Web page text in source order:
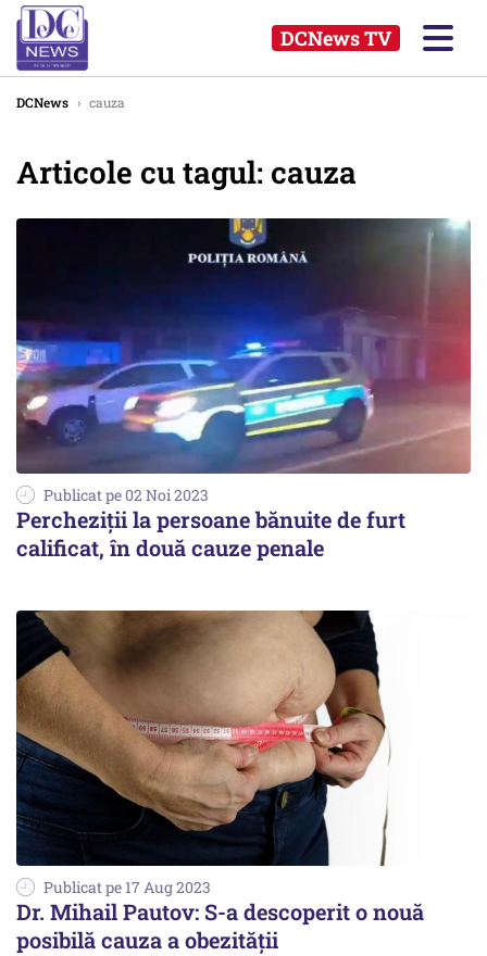
DCNews TV
DCNews › cauza
Articole cu tagul: cauza
Publicat pe 02 Noi 2023
Percheziții la persoane bănuite de furt
calificat, în două cauze penale
Publicat pe 17 Aug 2023
Dr. Mihail Pautov: S-a descoperit o nouă
posibilă cauza a obezității